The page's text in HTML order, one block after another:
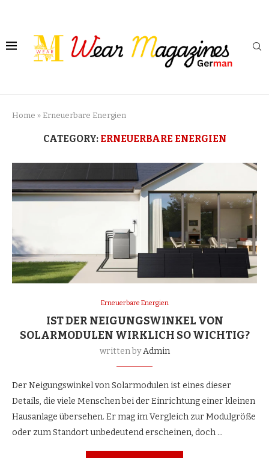
Home » Erneuerbare Energien
CATEGORY: ERNEUERBARE ENERGIEN
Erneuerbare Energien
IST DER NEIGUNGSWINKEL VON
SOLARMODULEN WIRKLICH SO WICHTIG?
written byAdmin
Der Neigungswinkel von Solarmodulen ist eines dieser
Details, die viele Menschen bei der Einrichtung einer kleinen
Hausanlage übersehen. Er mag im Vergleich zur Modulgröße
oder zum Standort unbedeutend erscheinen, doch …